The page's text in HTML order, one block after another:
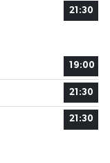
21:30
19:00
21:30
21:30